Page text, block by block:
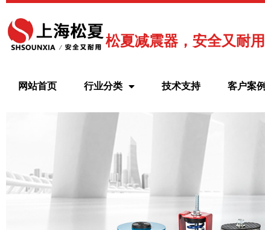
至
内
松夏减震器，安全又耐用
网站首页 行业分类 技术支持 客户案例